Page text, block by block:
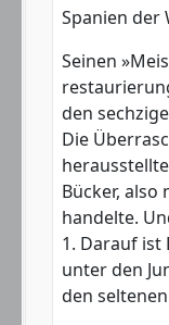
Spanien der
Seinen
den
Die
Bücker, also
handelte.
1. Darauf ist
unter den
den